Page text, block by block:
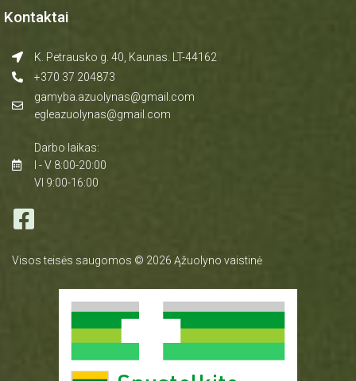
Kontaktai
K. Petrausko g. 40, Kaunas. LT-44162
+370 37 204873
gamyba.azuolynas@gmail.com
egleazuolynas@gmail.com
Darbo laikas:
I - V 8:00-20:00
VI 9:00-16:00
Visos teisės saugomos © 2026 Ąžuolyno vaistinė